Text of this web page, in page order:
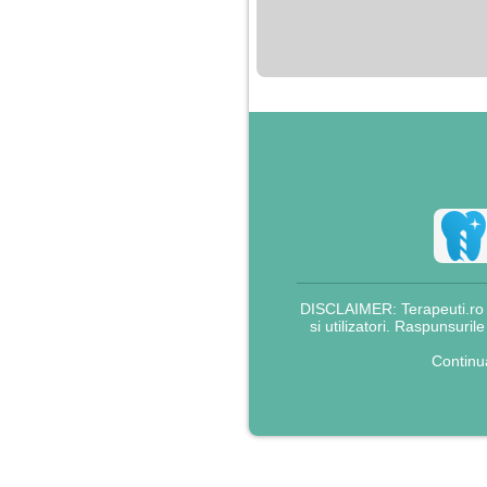
pentru bani.
DISCLAIMER:
si utilizatori.